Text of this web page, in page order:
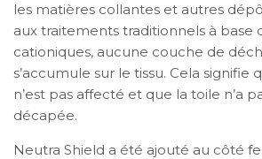
les matières collantes et autres
aux traitements traditionnels à base
cationiques, aucune couche de
s’accumule sur le tissu. Cela signifie
n’est pas affecté et que la toile n’a
décapée.
Neutra Shield a été ajouté au côté